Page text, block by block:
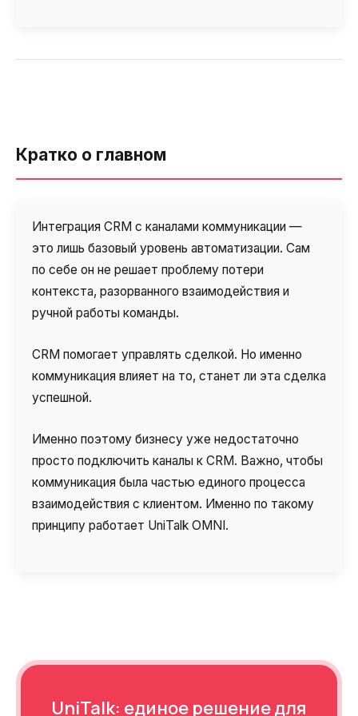
Кратко о главном
Интеграция CRM с каналами коммуникации —
это лишь базовый уровень автоматизации. Сам
по себе он не решает проблему потери
контекста, разорванного взаимодействия и
ручной работы команды.
CRM помогает управлять сделкой. Но именно
коммуникация влияет на то, станет ли эта сделка
успешной.
Именно поэтому бизнесу уже недостаточно
просто подключить каналы к CRM. Важно, чтобы
коммуникация была частью единого процесса
взаимодействия с клиентом. Именно по такому
принципу работает UniTalk OMNI.
UniTalk: единое решение для